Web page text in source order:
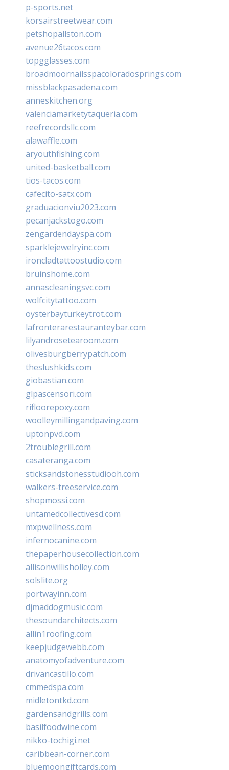
p-sports.net
korsairstreetwear.com
petshopallston.com
avenue26tacos.com
topgglasses.com
broadmoornailsspacoloradosprings.com
missblackpasadena.com
anneskitchen.org
valenciamarketytaqueria.com
reefrecordsllc.com
alawaffle.com
aryouthfishing.com
united-basketball.com
tios-tacos.com
cafecito-satx.com
graduacionviu2023.com
pecanjackstogo.com
zengardendayspa.com
sparklejewelryinc.com
ironcladtattoostudio.com
bruinshome.com
annascleaningsvc.com
wolfcitytattoo.com
oysterbayturkeytrot.com
lafronterarestauranteybar.com
lilyandrosetearoom.com
olivesburgberrypatch.com
theslushkids.com
giobastian.com
glpascensori.com
rifloorepoxy.com
woolleymillingandpaving.com
uptonpvd.com
2troublegrill.com
casateranga.com
sticksandstonesstudiooh.com
walkers-treeservice.com
shopmossi.com
untamedcollectivesd.com
mxpwellness.com
infernocanine.com
thepaperhousecollection.com
allisonwillisholley.com
solslite.org
portwayinn.com
djmaddogmusic.com
thesoundarchitects.com
allin1roofing.com
keepjudgewebb.com
anatomyofadventure.com
drivancastillo.com
cmmedspa.com
midletontkd.com
gardensandgrills.com
basilfoodwine.com
nikko-tochigi.net
caribbean-corner.com
bluemoongiftcards.com